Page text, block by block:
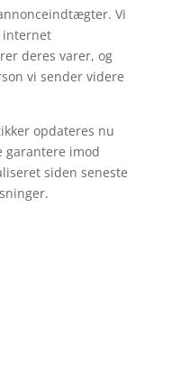
Vi
internet
deres varer, og
vi sender videre
opdateres nu
garantere imod
siden seneste